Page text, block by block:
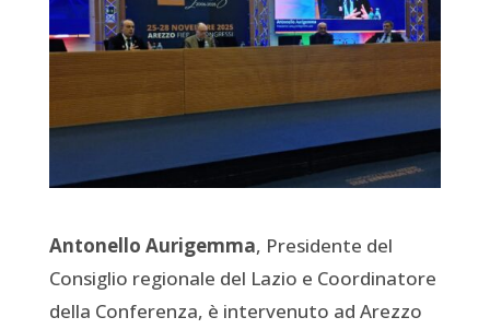
Antonello Aurigemma, Presidente del
Consiglio regionale del Lazio e Coordinatore
della Conferenza, è intervenuto ad Arezzo